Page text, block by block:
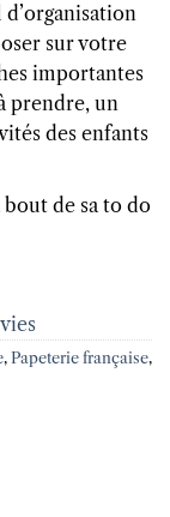
sur votre
importantes
prendre, un
des enfants
de sa to do
, Papeterie française,